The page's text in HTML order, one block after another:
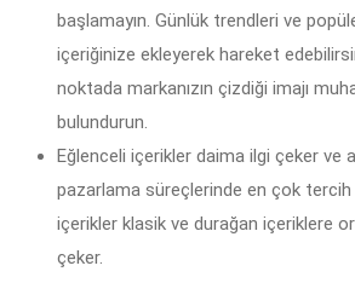
başlamayın. Günlük trendleri ve
içeriğinize ekleyerek hareket
noktada markanızın çizdiği imajı
bulundurun.
Eğlenceli içerikler daima ilgi çeker ve
pazarlama süreçlerinde en çok tercih
içerikler klasik ve durağan içeriklere
çeker.